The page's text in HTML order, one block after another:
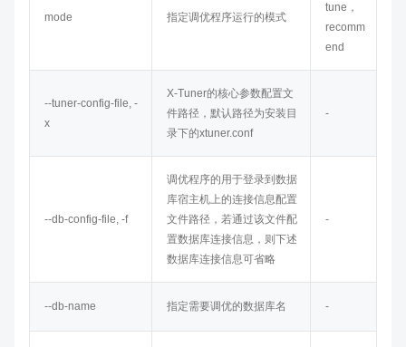
mode 指定调优程序运行的模式
tune，
recomm
end
--tuner-config-file, -
x
X-Tuner的核心参数配置文
件路径，默认路径为安装目
录下的xtuner.conf
-
--db-config-file, -f
调优程序的用于登录到数据
库宿主机上的连接信息配置
文件路径，若通过该文件配
置数据库连接信息，则下述
数据库连接信息可省略
-
--db-name 指定需要调优的数据库名 -